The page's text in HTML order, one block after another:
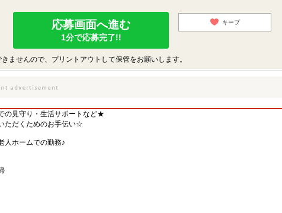
応募画面へ進む
1分で応募完了!!
キープ
ませんので、プリントアウトして保管をお願いします。
の見守り・生活サポートなど★
ただくためのお手伝い☆
人ホームでの勤務♪